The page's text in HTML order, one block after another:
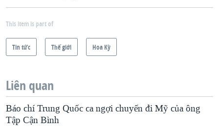
This item is part of
Tin tức Thế giới Hoa Kỳ
Liên quan
Báo chí Trung Quốc ca ngợi chuyến đi Mỹ của ông
Tập Cận Bình